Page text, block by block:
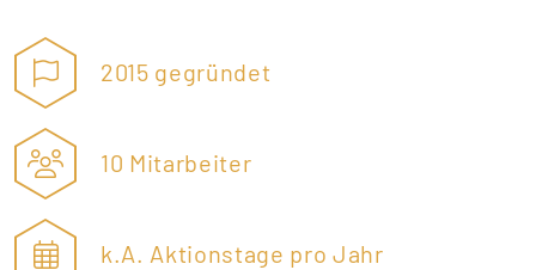
2015 gegründet
10 Mitarbeiter
k.A. Aktionstage pro Jahr